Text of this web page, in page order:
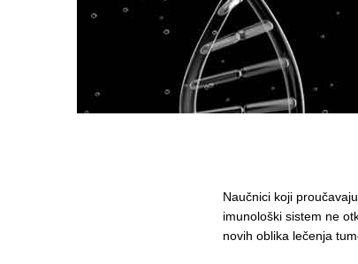
Naučnici koji
imunološki sistem ne
novih oblika lečenja